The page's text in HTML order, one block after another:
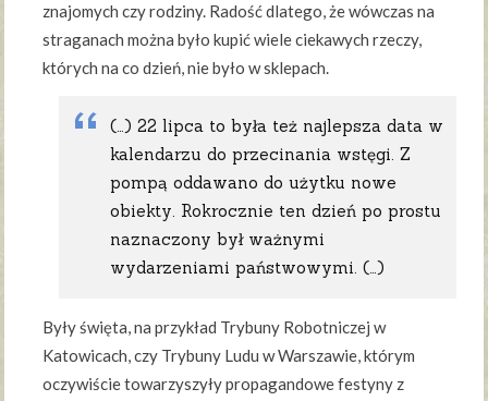
znajomych czy rodziny. Radość dlatego, że wówczas na
straganach można było kupić wiele ciekawych rzeczy,
których na co dzień, nie było w sklepach.
(…) 22 lipca to była też najlepsza data w
kalendarzu do przecinania wstęgi. Z
pompą oddawano do użytku nowe
obiekty. Rokrocznie ten dzień po prostu
naznaczony był ważnymi
wydarzeniami państwowymi. (…)
Były święta, na przykład Trybuny Robotniczej w
Katowicach, czy Trybuny Ludu w Warszawie, którym
oczywiście towarzyszyły propagandowe festyny z